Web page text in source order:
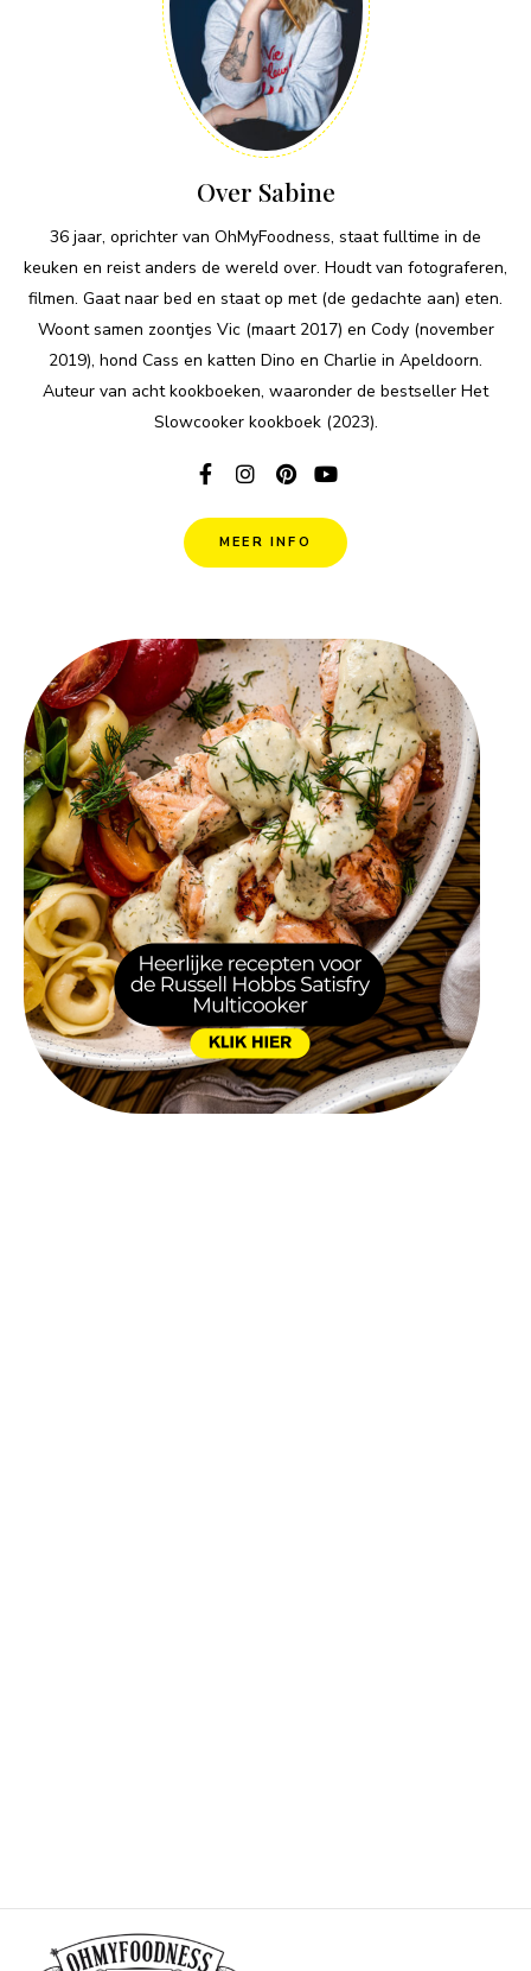
Over Sabine
36 jaar, oprichter van OhMyFoodness, staat fulltime in de
keuken en reist anders de wereld over. Houdt van fotograferen,
filmen. Gaat naar bed en staat op met (de gedachte aan) eten.
Woont samen zoontjes Vic (maart 2017) en Cody (november
2019), hond Cass en katten Dino en Charlie in Apeldoorn.
Auteur van acht kookboeken, waaronder de bestseller Het
Slowcooker kookboek (2023).
MEER INFO